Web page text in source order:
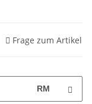
Frage zum Artikel
RM